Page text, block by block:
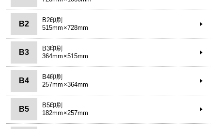
B2
B2印刷
515mm×728mm
B3
B3印刷
364mm×515mm
B4
B4印刷
257mm×364mm
B5
B5印刷
182mm×257mm